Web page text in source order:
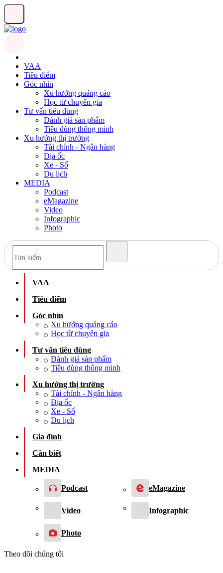
VAA
Tiêu điểm
Góc nhìn
Xu hướng quảng cáo
Học từ chuyên gia
Tư vấn tiêu dùng
Đánh giá sản phẩm
Tiêu dùng thông minh
Xu hướng thị trường
Tài chính - Ngân hàng
Địa ốc
Xe - Số
Du lịch
MEDIA
Podcast
eMagazine
Video
Infographic
Photo
VAA
Tiêu điểm
Góc nhìn
Xu hướng quảng cáo
Học từ chuyên gia
Tư vấn tiêu dùng
Đánh giá sản phẩm
Tiêu dùng thông minh
Xu hướng thị trường
Tài chính - Ngân hàng
Địa ốc
Xe - Số
Du lịch
Gia đình
Cần biết
MEDIA
Podcast eMagazine
Video Infographic
Photo
Theo dõi chúng tôi